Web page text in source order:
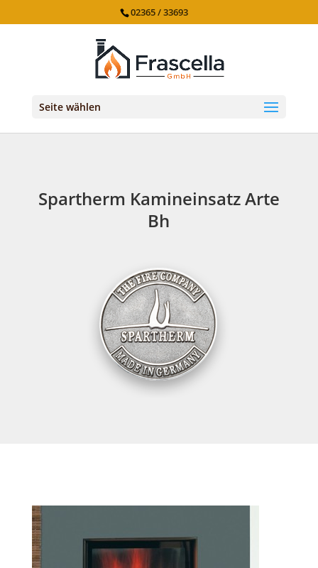
02365 / 33693
Seite wählen
Spartherm Kamineinsatz Arte
Bh